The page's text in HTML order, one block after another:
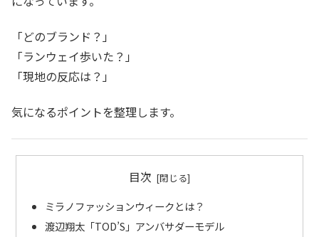
「どのブランド？」
「ランウェイ歩いた？」
「現地の反応は？」
気になるポイントを整理します。
目次
ミラノファッションウィークとは？
渡辺翔太「TOD’S」アンバサダーモデル